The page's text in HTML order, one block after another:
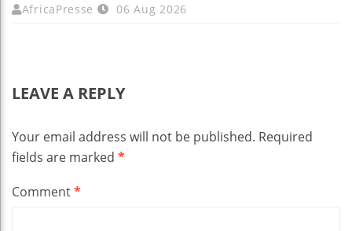
AfricaPresse 06 Aug 2026
LEAVE A REPLY
Your email address will not be published. Required
fields are marked *
Comment*